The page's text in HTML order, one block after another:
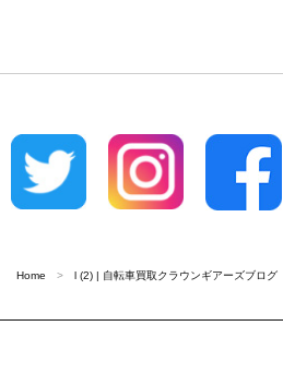
Home l (2) | 自転車買取クラウンギアーズブログ